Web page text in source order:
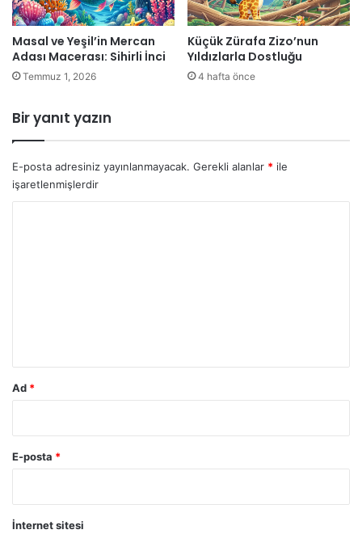
Masal ve Yeşil’in Mercan
Adası Macerası: Sihirli İnci
Temmuz 1, 2026
Küçük Zürafa Zizo’nun
Yıldızlarla Dostluğu
4 hafta önce
Bir yanıt yazın
E-posta adresiniz yayınlanmayacak. Gerekli alanlar * ile
işaretlenmişlerdir
Ad *
E-posta *
İnternet sitesi